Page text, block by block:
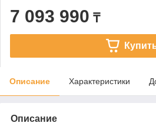
7 093 990 ₸
Описание Характеристики
Описание